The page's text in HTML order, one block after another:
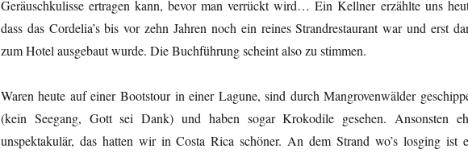
Geräuschkulisse ertragen kann, bevor man verrückt wird… Ein Kellner erzählte uns
dass das Cordelia’s bis vor zehn Jahren noch ein reines Strandrestaurant war und erst
zum Hotel ausgebaut wurde. Die Buchführung scheint also zu stimmen.
Waren heute auf einer Bootstour in einer Lagune, sind durch Mangrovenwälder
(kein Seegang, Gott sei Dank) und haben sogar Krokodile gesehen. Ansonsten
unspektakulär, das hatten wir in Costa Rica schöner. An dem Strand wo’s losging ist